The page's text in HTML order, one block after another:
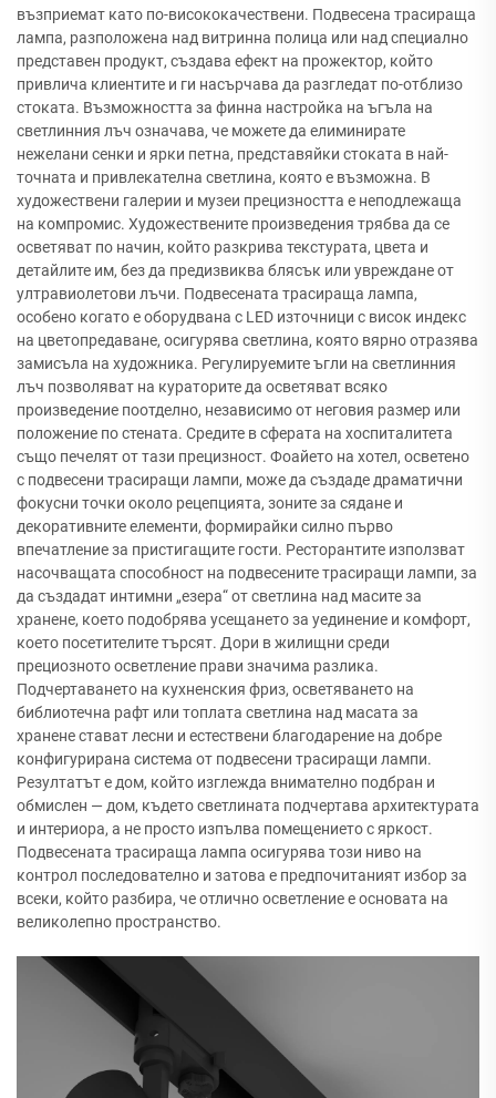
възприемат като по-висококачествени. Подвесена трасираща
лампа, разположена над витринна полица или над специално
представен продукт, създава ефект на прожектор, който
привлича клиентите и ги насърчава да разгледат по-отблизо
стоката. Възможността за финна настройка на ъгъла на
светлинния лъч означава, че можете да елиминирате
нежелани сенки и ярки петна, представяйки стоката в най-
точната и привлекателна светлина, която е възможна. В
художествени галерии и музеи прецизността е неподлежаща
на компромис. Художествените произведения трябва да се
осветяват по начин, който разкрива текстурата, цвета и
детайлите им, без да предизвиква блясък или увреждане от
ултравиолетови лъчи. Подвесената трасираща лампа,
особено когато е оборудвана с LED източници с висок индекс
на цветопредаване, осигурява светлина, която вярно отразява
замисъла на художника. Регулируемите ъгли на светлинния
лъч позволяват на кураторите да осветяват всяко
произведение поотделно, независимо от неговия размер или
положение по стената. Средите в сферата на хоспиталитета
също печелят от тази прецизност. Фоайето на хотел, осветено
с подвесени трасиращи лампи, може да създаде драматични
фокусни точки около рецепцията, зоните за сядане и
декоративните елементи, формирайки силно първо
впечатление за пристигащите гости. Ресторантите използват
насочващата способност на подвесените трасиращи лампи, за
да създадат интимни „езера“ от светлина над масите за
хранене, което подобрява усещането за уединение и комфорт,
което посетителите търсят. Дори в жилищни среди
прециозното осветление прави значима разлика.
Подчертаването на кухненския фриз, осветяването на
библиотечна рафт или топлата светлина над масата за
хранене стават лесни и естествени благодарение на добре
конфигурирана система от подвесени трасиращи лампи.
Резултатът е дом, който изглежда внимателно подбран и
обмислен — дом, където светлината подчертава архитектурата
и интериора, а не просто изпълва помещението с яркост.
Подвесената трасираща лампа осигурява този ниво на
контрол последователно и затова е предпочитаният избор за
всеки, който разбира, че отлично осветление е основата на
великолепно пространство.